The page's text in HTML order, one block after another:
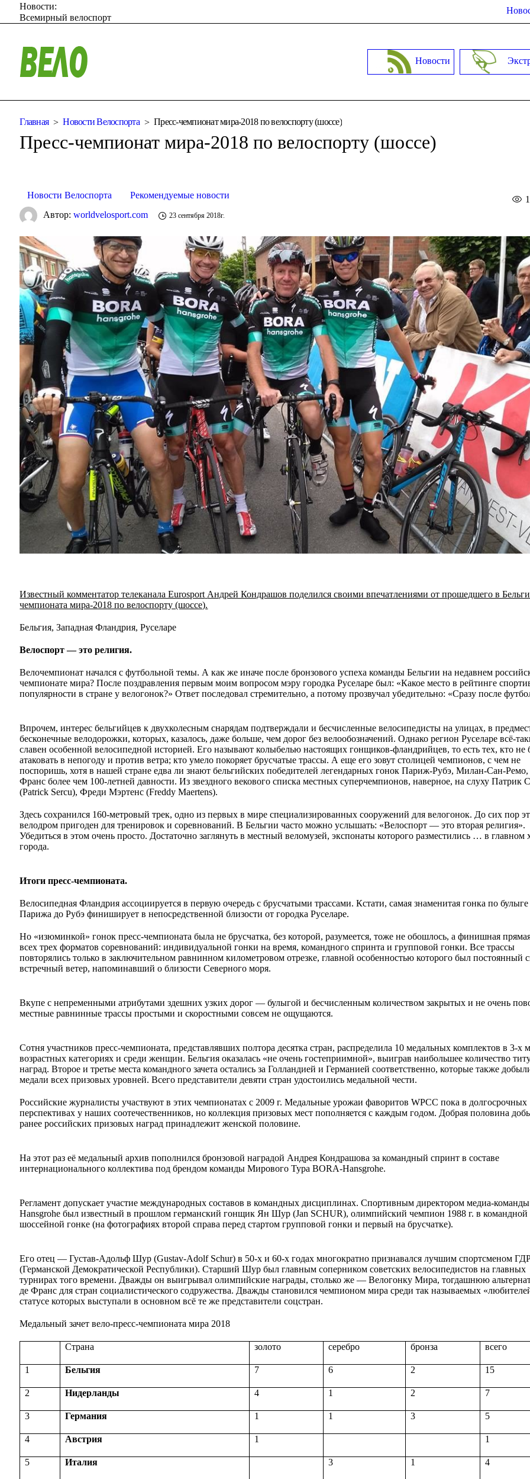
Новости:
Всемирный велоспорт
Новости
Главная Новости Велоспорта Пресс-чемпионат мира-2018 по велоспорту (шоссе)
Пресс-чемпионат мира-2018 по велоспорту (шоссе)
Новости Велоспорта Рекомендуемые новости
Автор:worldvelosport.com 23 сентября 2018г.
Известный комментатор телеканала Eurosport Андрей Кондрашов поделился своими впечатлениями от прошедшего в
чемпионата мира-2018 по велоспорту (шоссе).
Бельгия, Западная Фландрия, Руселаре
Велоспорт — это религия.
Велочемпионат начался с футбольной темы. А как же иначе после бронзового успеха команды Бельгии на недавнем
чемпионате мира? После поздравления первым моим вопросом мэру городка Руселаре был: «Какое место в рейтинге
популярности в стране у велогонок?» Ответ последовал стремительно, а потому прозвучал убедительно: «Сразу после
Впрочем, интерес бельгийцев к двухколесным снарядам подтверждали и бесчисленные велосипедисты на улицах, в
бесконечные велодорожки, которых, казалось, даже больше, чем дорог без велообозначений. Однако регион Руселаре всё-
славен особенной велосипедной историей. Его называют колыбелью настоящих гонщиков-фландрийцев, то есть тех, кто не
атаковать в непогоду и против ветра; кто умело покоряет брусчатые трассы. А еще его зовут столицей чемпионов, с чем не
поспоришь, хотя в нашей стране едва ли знают бельгийских победителей легендарных гонок Париж-Рубэ, Милан-Сан-Ремо,
Франс более чем 100-летней давности. Из звездного векового списка местных суперчемпионов, наверное, на слуху Патрик
(Patrick Sercu), Фреди Мэртенс (Freddy Maertens).
Здесь сохранился 160-метровый трек, одно из первых в мире специализированных сооружений для велогонок. До сих пор
велодром пригоден для тренировок и соревнований. В Бельгии часто можно услышать: «Велоспорт — это вторая религия».
Убедиться в этом очень просто. Достаточно заглянуть в местный веломузей, экспонаты которого разместились … в главном
города.
Итоги пресс-чемпионата.
Велосипедная Фландрия ассоциируется в первую очередь с брусчатыми трассами. Кстати, самая знаменитая гонка по булыге
Парижа до Рубэ финиширует в непосредственной близости от городка Руселаре.
Но «изюминкой» гонок пресс-чемпионата была не брусчатка, без которой, разумеется, тоже не обошлось, а финишная
всех трех форматов соревнований: индивидуальной гонки на время, командного спринта и групповой гонки. Все трассы
повторялись только в заключительном равнинном километровом отрезке, главной особенностью которого был постоянный
встречный ветер, напоминавший о близости Северного моря.
Вкупе с непременными атрибутами здешних узких дорог — булыгой и бесчисленным количеством закрытых и не очень
местные равнинные трассы простыми и скоростными совсем не ощущаются.
Сотня участников пресс-чемпионата, представлявших полтора десятка стран, распределила 10 медальных комплектов в 3-х
возрастных категориях и среди женщин. Бельгия оказалась «не очень гостеприимной», выиграв наибольшее количество
наград. Второе и третье места командного зачета остались за Голландией и Германией соответственно, которые также
медали всех призовых уровней. Всего представители девяти стран удостоились медальной чести.
Российские журналисты участвуют в этих чемпионатах с 2009 г. Медальные урожаи фаворитов WPCC пока в долгосрочных
перспективах у наших соотечественников, но коллекция призовых мест пополняется с каждым годом. Добрая половина
ранее российских призовых наград принадлежит женской половине.
На этот раз её медальный архив пополнился бронзовой наградой Андрея Кондрашова за командный спринт в составе
интернационального коллектива под брендом команды Мирового Тура ВORA-Hansgrohe.
Регламент допускает участие международных составов в командных дисциплинах. Спортивным директором медиа-
Hansgrohe был известный в прошлом германский гонщик Ян Шур (Jan SCHUR), олимпийский чемпион 1988 г. в командной
шоссейной гонке (на фотографиях второй справа перед стартом групповой гонки и первый на брусчатке).
Его отец — Густав-Адольф Шур (Gustav-Adolf Schur) в 50-х и 60-х годах многократно признавался лучшим спортсменом
(Германской Демократической Республики). Старший Шур был главным соперником советских велосипедистов на главных
турнирах того времени. Дважды он выигрывал олимпийские награды, столько же — Велогонку Мира, тогдашнюю
де Франс для стран социалистического содружества. Дважды становился чемпионом мира среди так называемых
статусе которых выступали в основном всё те же представители соцстран.
Медальный зачет вело-пресс-чемпионата мира 2018
Страна золото серебро бронза всего
1 Бельгия 7 6 2 15
2 Нидерланды 4 1 2 7
3 Германия 1 1 3 5
4 Австрия 1 1
5 Италия 3 1 4